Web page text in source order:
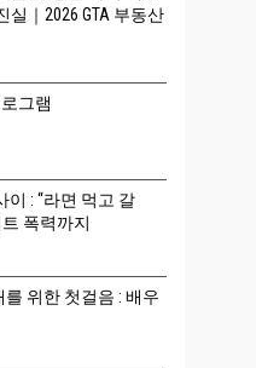
실｜2026 GTA 부동산
그램
이 : “라면 먹고 갈
폭력까지
위한 첫걸음 : 배우